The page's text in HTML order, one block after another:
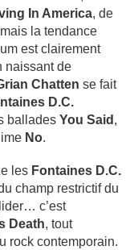
In America, de
la tendance
est clairement
naissant de
Chatten se fait
D.C.
ballades You Said ,
No.
les Fontaines D.C.
champ restrictif du
c’est
Death, tout
rock contemporain.